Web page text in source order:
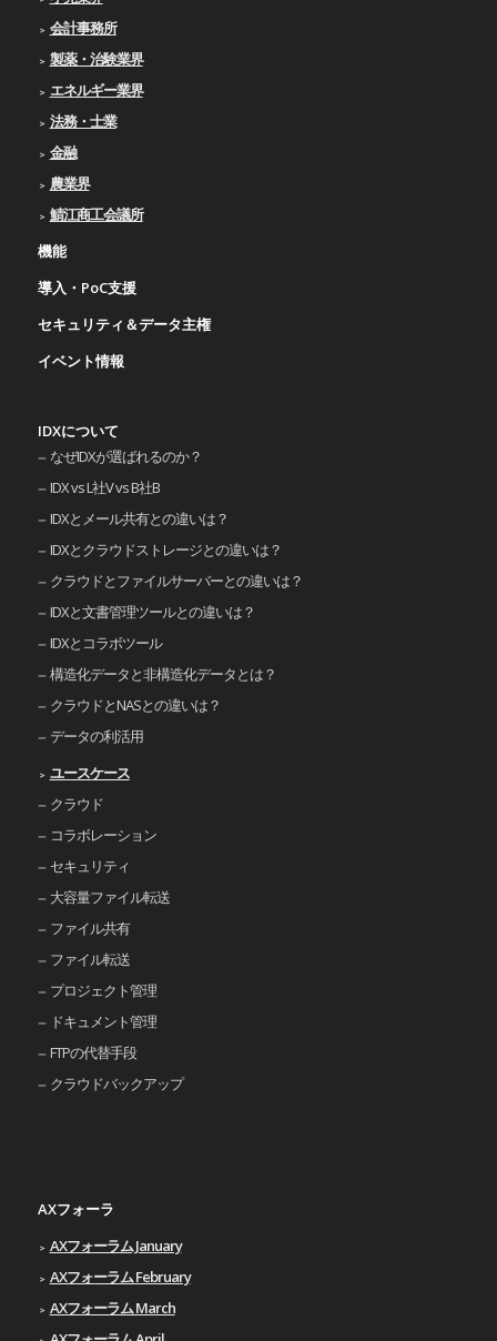
会計事務所
製薬・治験業界
エネルギー業界
法務・士業
金融
農業界
鯖江商工会議所
機能
導入・PoC支援
セキュリティ＆データ主権
イベント情報
IDXについて
なぜIDXが選ばれるのか？
IDX vs L社V vs B社B
IDXとメール共有との違いは？
IDXとクラウドストレージとの違いは？
クラウドとファイルサーバーとの違いは？
IDXと文書管理ツールとの違いは？
IDXとコラボツール
構造化データと非構造化データとは？
クラウドとNASとの違いは？
データの利活用
ユースケース
クラウド
コラボレーション
セキュリティ
大容量ファイル転送
ファイル共有
ファイル転送
プロジェクト管理
ドキュメント管理
FTPの代替手段
クラウドバックアップ
AXフォーラ
AXフォーラム January
AXフォーラム February
AXフォーラム March